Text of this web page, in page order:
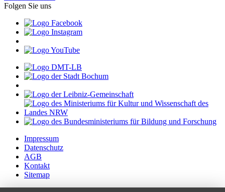
Folgen Sie uns
Impressum
Datenschutz
AGB
Kontakt
Sitemap